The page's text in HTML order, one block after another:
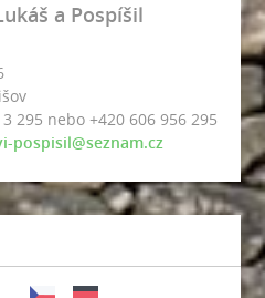
a Pospíšil
295 nebo +420 606 956 295
pospisil@seznam.cz